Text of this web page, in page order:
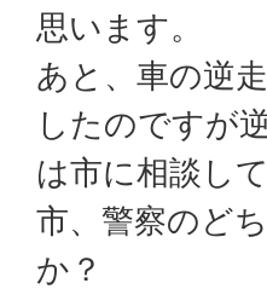
思います。
あと、車の逆
したのですが
は市に相談し
市、警察のど
か？